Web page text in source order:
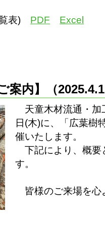
表) PDF Excel
案内】 （
天童木材流通・加
日(木)に、「広葉樹
催いたします。
下記により、概要
す。
皆様のご来場を心